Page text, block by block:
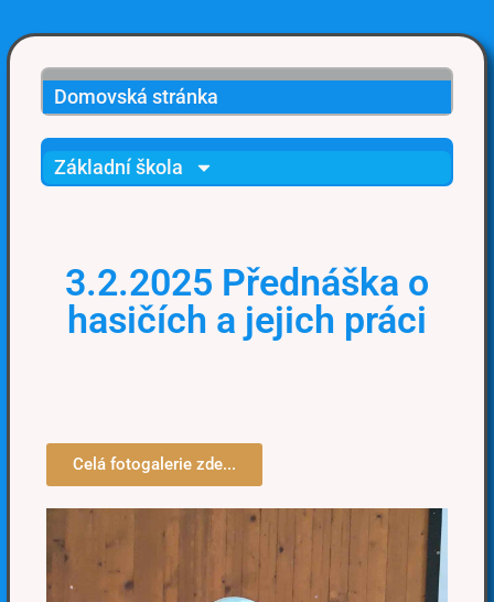
Domovská stránka
Základní škola
3.2.2025 Přednáška o
hasičích a jejich práci
Celá fotogalerie zde...